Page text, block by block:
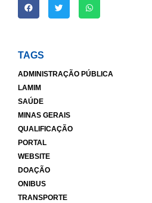
TAGS
ADMINISTRAÇÃO PÚBLICA
LAMIM
SAÚDE
MINAS GERAIS
QUALIFICAÇÃO
PORTAL
WEBSITE
DOAÇÃO
ONIBUS
TRANSPORTE